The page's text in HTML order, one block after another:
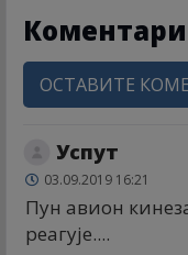
Коментари
ОСТАВИТЕ
Успут
03.09.2019 16:21
Пун авион
реагује....